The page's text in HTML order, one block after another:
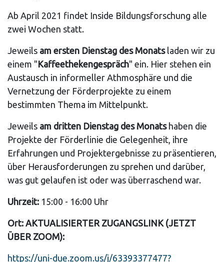
Ab April 2021 findet Inside Bildungsforschung alle
zwei Wochen statt.
Jeweils am ersten Dienstag des Monatsladen wir zu
einem "Kaffeethekengespräch" ein. Hier stehen ein
Austausch in informeller Athmosphäre und die
Vernetzung der Förderprojekte zu einem
bestimmten Thema im Mittelpunkt.
Jeweils am dritten Dienstag des Monatshaben die
Projekte der Förderlinie die Gelegenheit, ihre
Erfahrungen und Projektergebnisse zu präsentieren,
über Herausforderungen zu sprehen und darüber,
was gut gelaufen ist oder was überraschend war.
Uhrzeit: 15:00 - 16:00 Uhr
Ort: AKTUALISIERTER ZUGANGSLINK (JETZT
ÜBER ZOOM):
https://uni-due.zoom.us/j/63393377477?